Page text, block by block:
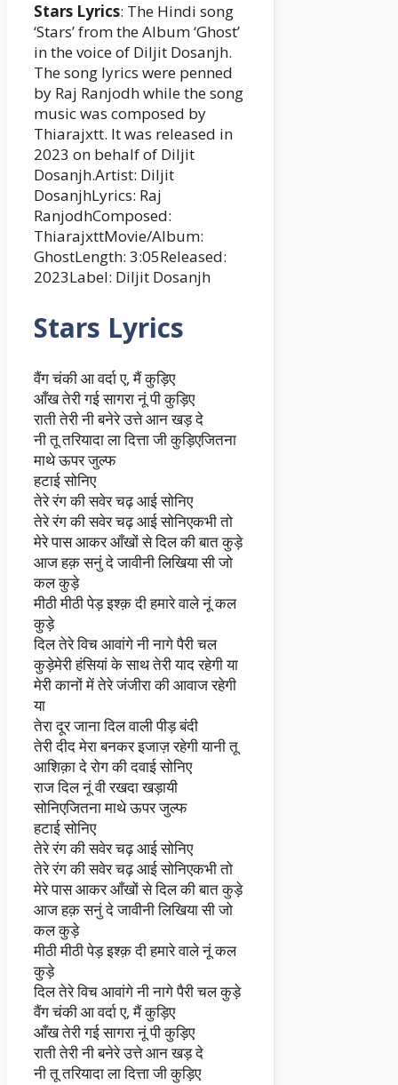
Stars Lyrics: The Hindi song
‘Stars’ from the Album ‘Ghost’
in the voice of Diljit Dosanjh.
The song lyrics were penned
by Raj Ranjodh while the song
music was composed by
Thiarajxtt. It was released in
2023 on behalf of Diljit
Dosanjh.Artist: Diljit
DosanjhLyrics: Raj
RanjodhComposed:
ThiarajxttMovie/Album:
GhostLength: 3:05Released:
2023Label: Diljit Dosanjh
Stars Lyrics
वैंग चंकी आ वर्दा ए, मैं कुड़िए
आँख तेरी गई सागरा नूं पी कुड़िए
राती तेरी नी बनेरे उत्ते आन खड़ दे
नी तू तरियादा ला दित्ता जी कुड़िएजितना
माथे ऊपर जुल्फ
हटाई सोनिए
तेरे रंग की सवेर चढ़ आई सोनिए
तेरे रंग की सवेर चढ़ आई सोनिएकभी तो
मेरे पास आकर आँखों से दिल की बात कुड़े
आज हक़ सनुं दे जावीनी लिखिया सी जो
कल कुड़े
मीठी मीठी पेड़ इश्क़ दी हमारे वाले नूं कल
कुड़े
दिल तेरे विच आवांगे नी नागे पैरी चल
कुड़ेमेरी हंसियां के साथ तेरी याद रहेगी या
मेरी कानों में तेरे जंजीरा की आवाज रहेगी
या
तेरा दूर जाना दिल वाली पीड़ बंदी
तेरी दीद मेरा बनकर इजाज़ रहेगी यानी तू
आशिक़ा दे रोग की दवाई सोनिए
राज दिल नूं वी रखदा खड़ायी
सोनिएजितना माथे ऊपर जुल्फ
हटाई सोनिए
तेरे रंग की सवेर चढ़ आई सोनिए
तेरे रंग की सवेर चढ़ आई सोनिएकभी तो
मेरे पास आकर आँखों से दिल की बात कुड़े
आज हक़ सनुं दे जावीनी लिखिया सी जो
कल कुड़े
मीठी मीठी पेड़ इश्क़ दी हमारे वाले नूं कल
कुड़े
दिल तेरे विच आवांगे नी नागे पैरी चल कुड़े
वैंग चंकी आ वर्दा ए, मैं कुड़िए
आँख तेरी गई सागरा नूं पी कुड़िए
राती तेरी नी बनेरे उत्ते आन खड़ दे
नी तू तरियादा ला दित्ता जी कुड़िए